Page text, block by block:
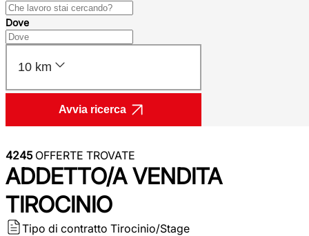
Dove
10 km
Avvia ricerca
4245OFFERTE TROVATE
ADDETTO/A VENDITA
TIROCINIO
Tipo di contratto Tirocinio/Stage